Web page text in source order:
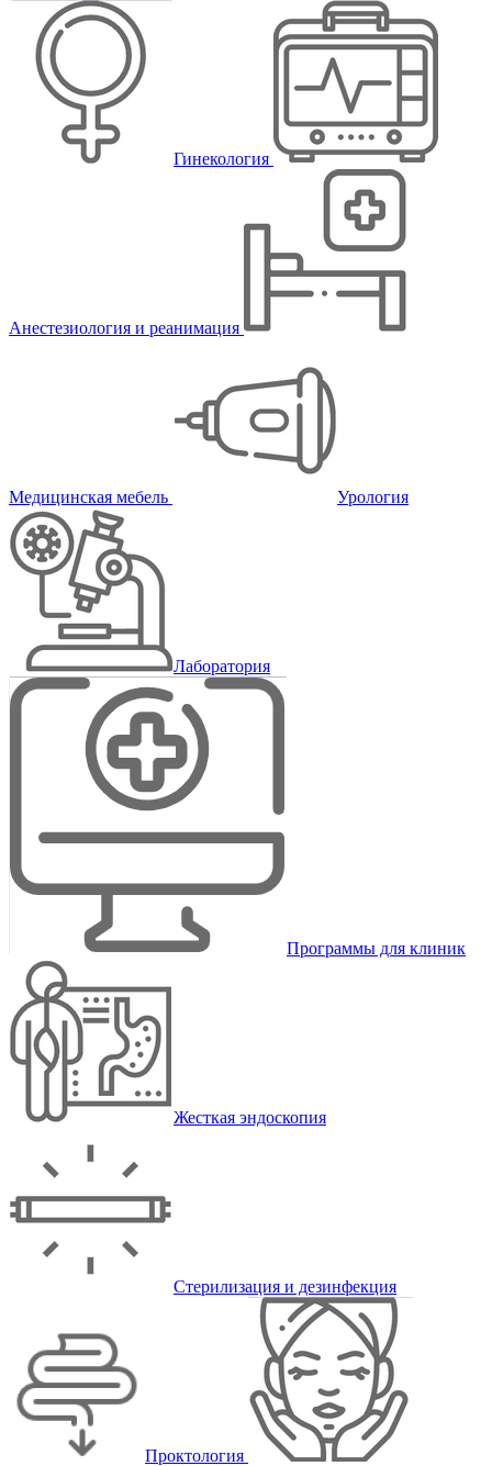
Гинекология
Анестезиология и реанимация
Медицинская мебель Урология
Лаборатория
Программы для клиник
Жесткая эндоскопия
Стерилизация и дезинфекция
Проктология